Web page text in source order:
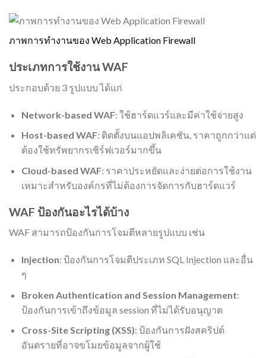
ภาพการทำงานของ Web Application Firewall
ประเภทการใช้งาน WAF
ประกอบด้วย 3 รูปแบบ ได้แก่
Network-based WAF: ใช้ฮาร์ดแวร์และมีค่าใช้จ่ายสูง
Host-based WAF: ติดตั้งบนแอปพลิเคชัน, ราคาถูกกว่าแต่
ต้องใช้ทรัพยากรเซิร์ฟเวอร์มากขึ้น
Cloud-based WAF: ราคาประหยัดและง่ายต่อการใช้งาน
เหมาะสำหรับองค์กรที่ไม่ต้องการจัดการกับฮาร์ดแวร์
WAF ป้องกันอะไรได้บ้าง
WAF สามารถป้องกันการโจมตีหลายรูปแบบ เช่น
Injection: ป้องกันการโจมตีประเภท SQL Injection และอื่น
ๆ
Broken Authentication and Session Management:
ป้องกันการเข้าถึงข้อมูล session ที่ไม่ได้รับอนุญาต
Cross-Site Scripting (XSS): ป้องกันการฝังสคริปต์
อันตรายที่อาจขโมยข้อมูลจากผู้ใช้